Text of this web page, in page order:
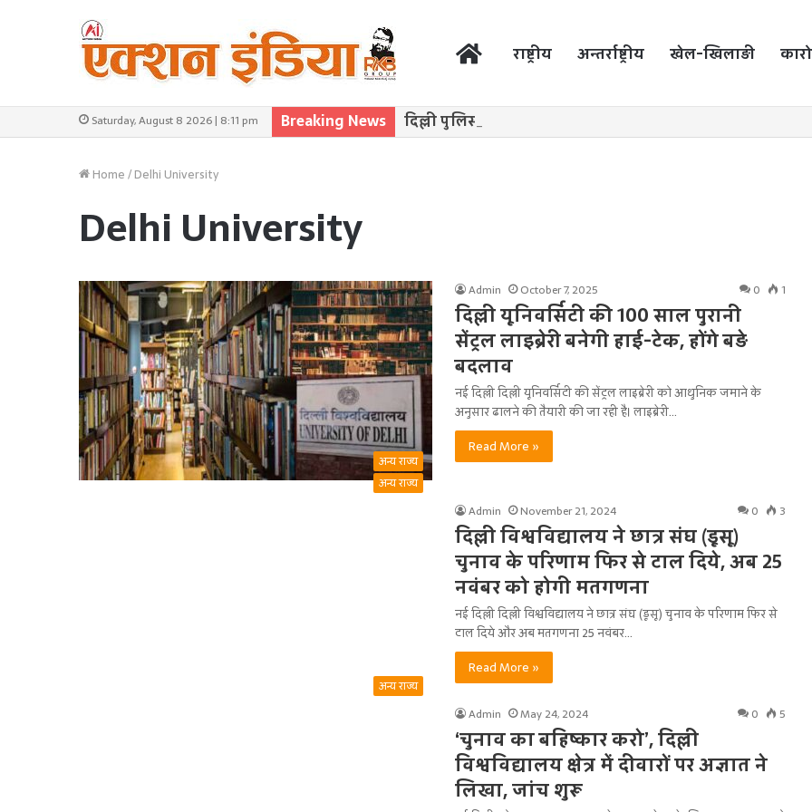
राष्ट्रीय अन्तर्राष्ट्रीय खेल-खिलाड़ी
Saturday, August 8 2026 | 8:11 pm Breaking News
Home/Delhi University
Delhi University
अन्य राज्य
Admin October 7, 2025 0 1
दिल्ली यूनिवर्सिटी की 100 साल पुरानी
सेंट्रल लाइब्रेरी बनेगी हाई-टेक, होंगे बड़े
बदलाव
नई दिल्ली दिल्ली यूनिवर्सिटी की सेंट्रल लाइब्रेरी को आधुनिक जमाने के
अनुसार ढालने की तैयारी की जा रही है। लाइब्रेरी…
Read More »
अन्य राज्य
Admin
November 21, 2024 0 3
दिल्ली विश्वविद्यालय ने छात्र संघ (डूसू)
चुनाव के परिणाम फिर से टाल दिये, अब 25
नवंबर को होगी मतगणना
नई दिल्ली दिल्ली विश्वविद्यालय ने छात्र संघ (डूसू) चुनाव के परिणाम फिर से
टाल दिये और अब मतगणना 25 नवंबर…
Read More »
अन्य राज्य
Admin
May 24, 2024 0 5
‘चुनाव का बहिष्कार करो’, दिल्ली
विश्वविद्यालय क्षेत्र में दीवारों पर अज्ञात ने
लिखा, जांच शुरू